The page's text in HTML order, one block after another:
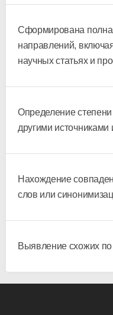
Сформирована
направлений,
научных статьях и
Определение
другими источниками
Нахождение
слов или
Выявление схожих